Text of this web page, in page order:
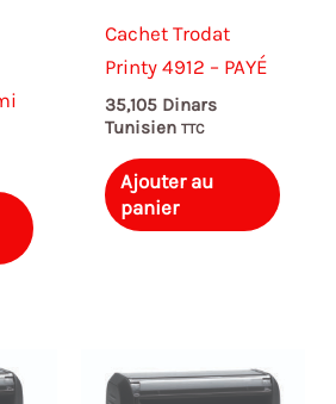
Cachet Trodat
Printy 4912 – PAYÉ
35,105 Dinars
Tunisien TTC
Ajouter au
panier